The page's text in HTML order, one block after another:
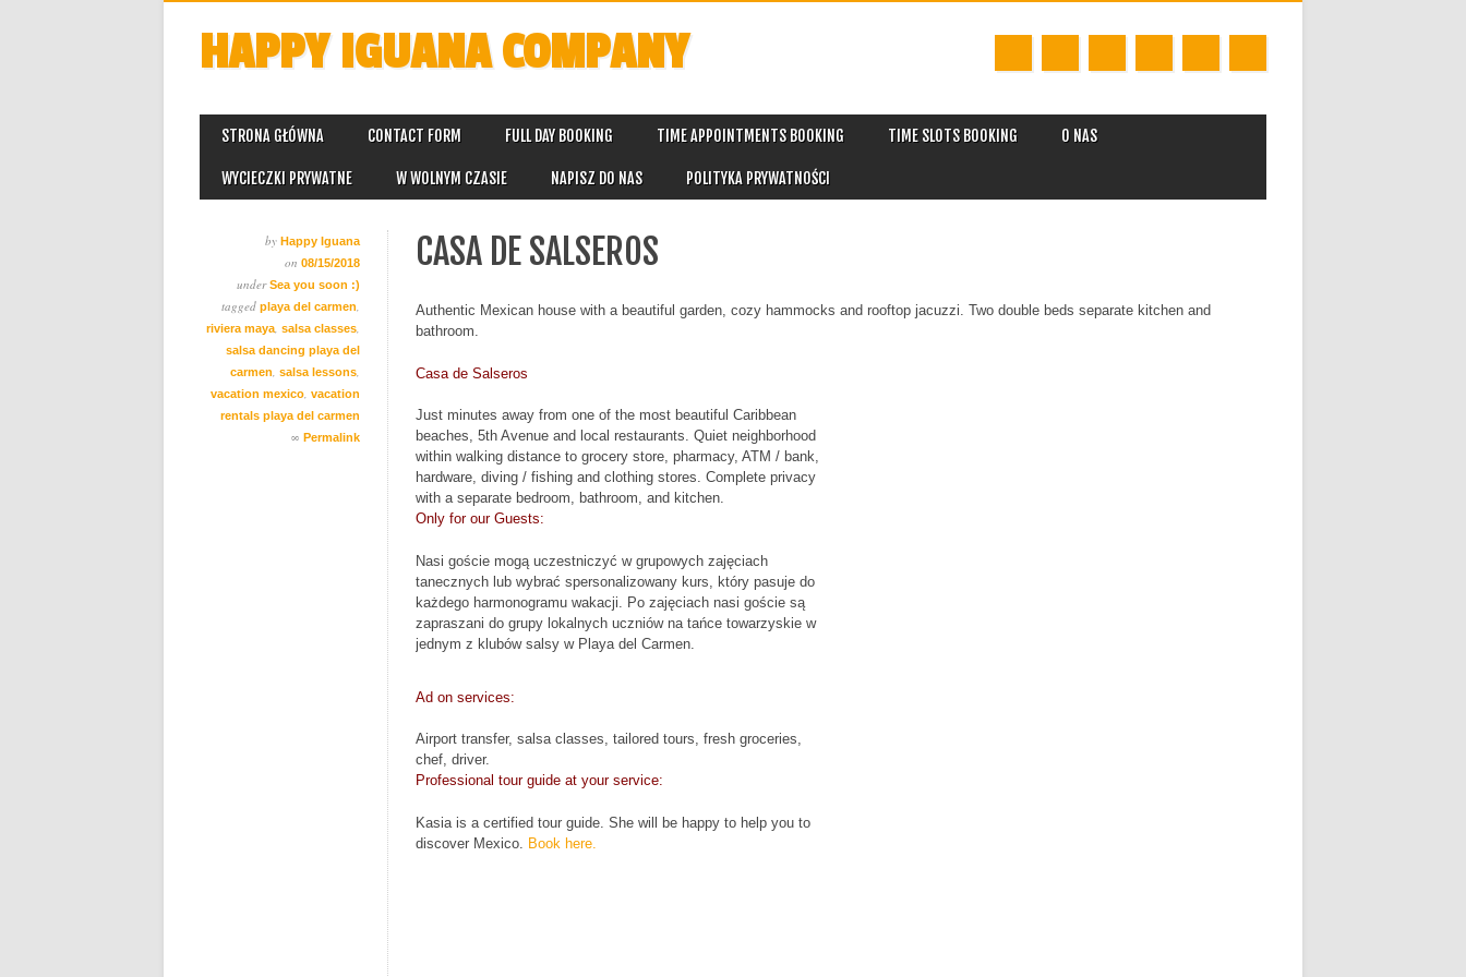
HAPPY IGUANA COMPANY
MAIN MENU
STRONA GŁÓWNA CONTACT FORM FULL DAY BOOKING TIME APPOINTMENTS BOOKING TIME SLOTS BOOKING O NAS
WYCIECZKI PRYWATNE W WOLNYM CZASIE NAPISZ DO NAS POLITYKA PRYWATNOŚCI
by Happy Iguana
on 08/15/2018
underSea you soon :)
tagged playa del carmen,
riviera maya, salsa classes,
salsa dancing playa del
carmen, salsa lessons,
vacation mexico, vacation
rentals playa del carmen
∞ Permalink
CASA DE SALSEROS
Authentic Mexican house with a beautiful garden, cozy hammocks and rooftop jacuzzi. Two double beds separate kitchen and
bathroom.
Casa de Salseros
Just minutes away from one of the most beautiful Caribbean
beaches, 5th Avenue and local restaurants. Quiet neighborhood
within walking distance to grocery store, pharmacy, ATM / bank,
hardware, diving / fishing and clothing stores. Complete privacy
with a separate bedroom, bathroom, and kitchen.
Only for our Guests:
Nasi goście mogą uczestniczyć w grupowych zajęciach
tanecznych lub wybrać spersonalizowany kurs, który pasuje do
każdego harmonogramu wakacji. Po zajęciach nasi goście są
zapraszani do grupy lokalnych uczniów na tańce towarzyskie w
jednym z klubów salsy w Playa del Carmen.
Ad on services:
Airport transfer, salsa classes, tailored tours, fresh groceries,
chef, driver.
Professional tour guide at your service:
Kasia is a certified tour guide. She will be happy to help you to
discover Mexico. Book here.